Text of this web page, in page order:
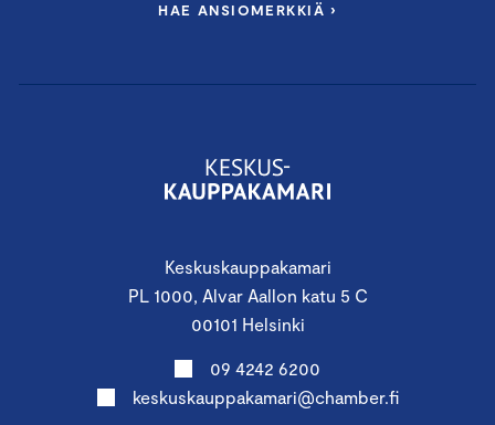
Keskuskauppakamari
PL 1000, Alvar Aallon katu 5 C
00101 Helsinki
09 4242 6200
keskuskauppakamari@chamber.fi
HAE ANSIOMERKKIÄ ›